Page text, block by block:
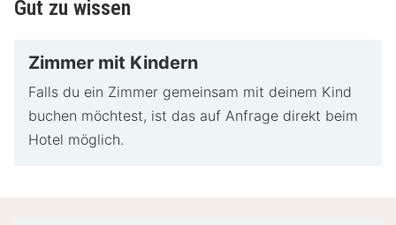
Gut zu wissen
Zimmer mit Kindern
Falls du ein Zimmer gemeinsam mit deinem Kind
buchen möchtest, ist das auf Anfrage direkt beim
Hotel möglich.